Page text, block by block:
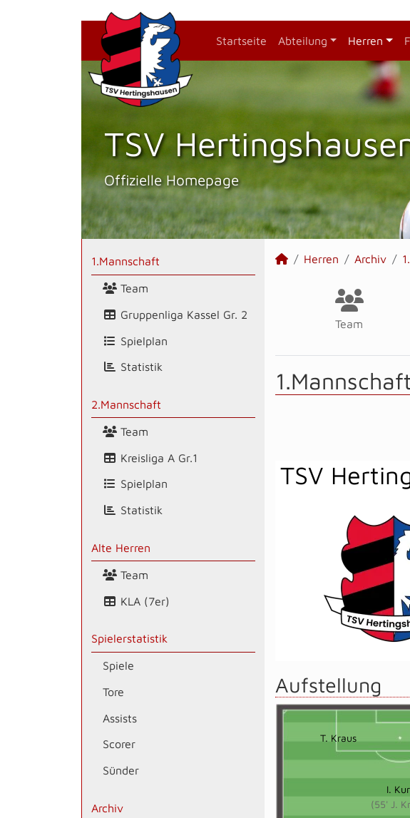
Startseite Abteilung Herren
TSV
Offizielle Homepage
1.Mannschaft
Team
Gruppenliga Kassel Gr. 2
Spielplan
Statistik
2.Mannschaft
Team
Kreisliga A Gr.1
Spielplan
Statistik
Alte Herren
Team
KLA (7er)
Spielerstatistik
Spiele
Tore
Assists
Scorer
Sünder
Archiv
Herren Archiv
Team
TSV
Aufstellung
T. Kraus
I.
(55' J.